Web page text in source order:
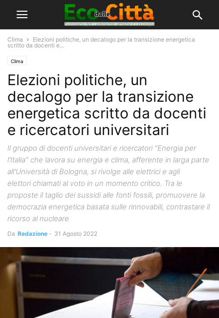
Clima
Elezioni politiche, un decalogo per la transizione energetica
scritto da docenti e...
Clima
Elezioni politiche, un
decalogo per la transizione
energetica scritto da docenti
e ricercatori universitari
Il gruppo di docenti universitari e ricercatori "Energia per
l'Italia" che lavora su energia e clima, afferente in larga parte
all'Università di Bologna, si rivolge alle elettrici e agli
elettori chiamati al voto in un momento critico. Tra le
proposte il taglio dei sussidi alle fonti fossili, promuovere la
democrazia energetica basata sulle rinnovabili, contrastare il
ricorso al nucleare
Da Redazione - 31 Agosto 2022